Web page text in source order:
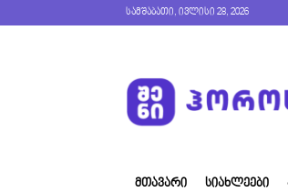
სამშაბათი, ივლისი 28, 2026
ᲛᲗᲐᲕᲐᲠᲘ ᲡᲘᲐᲮᲚᲔᲔᲑᲘ